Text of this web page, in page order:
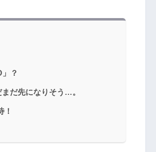
？
だ先になりそう…。
！